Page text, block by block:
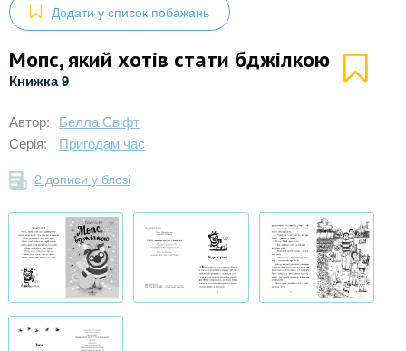
Додати у список побажань
Мопс, який хотів стати бджілкою
Книжка 9
Автор: Белла Свіфт
Серія:
Пригодам час
2 дописи у блозі